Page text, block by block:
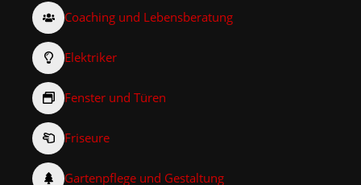
Coaching und Lebensberatung
Elektriker
Fenster und Türen
Friseure
Gartenpflege und Gestaltung